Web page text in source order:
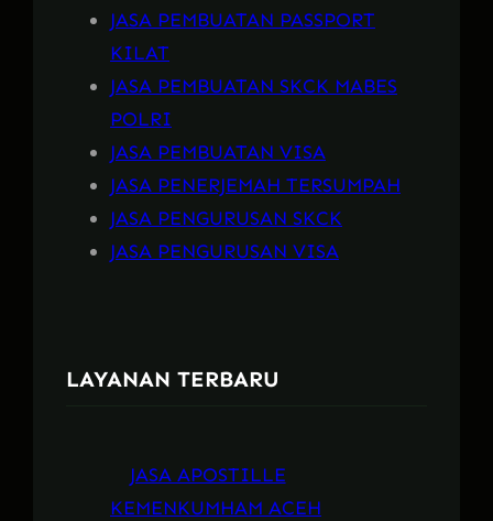
JASA PEMBUATAN PASSPORT
KILAT
JASA PEMBUATAN SKCK MABES
POLRI
JASA PEMBUATAN VISA
JASA PENERJEMAH TERSUMPAH
JASA PENGURUSAN SKCK
JASA PENGURUSAN VISA
LAYANAN TERBARU
JASA APOSTILLE
KEMENKUMHAM ACEH